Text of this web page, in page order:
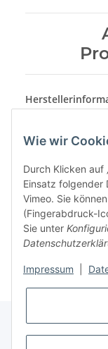
Werner Schmidt
Nordrhein-Westfalen
Troisdorf,
https://www.ws-
Wie wir
Durch Klicken auf
Einsatz folgender
Vimeo. Sie
(Fingerabdruck-
Sie unter
Impressum